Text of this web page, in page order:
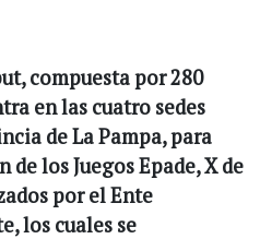
compuesta por 280
en las cuatro sedes
de La Pampa, para
los Juegos Epade, X de
por el Ente
los cuales se